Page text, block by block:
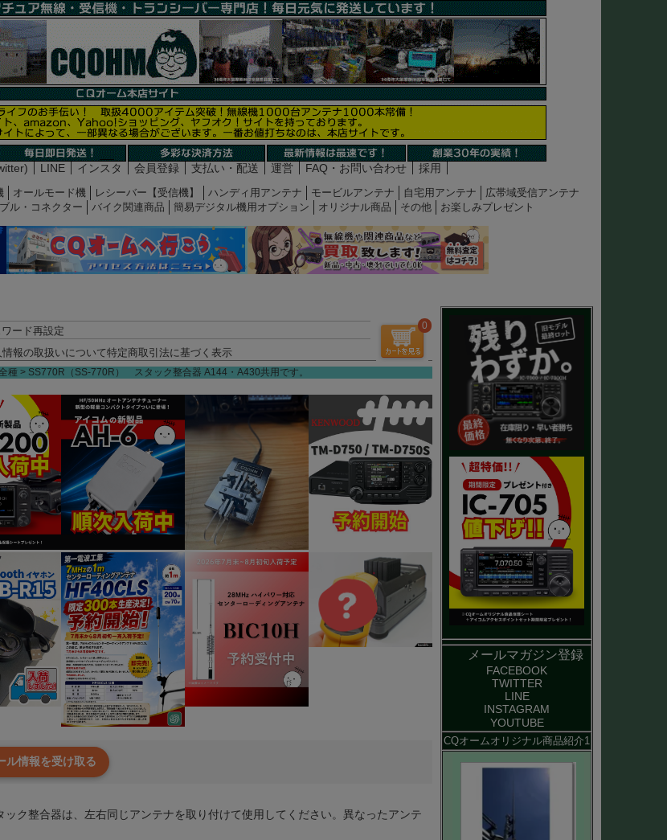
LINE インスタ 会員登録 支払い・配送 運営 FAQ・お問い合わせ 採用
オールモード機 レシーバー【受信機】 ハンディ用アンテナ モービルアンテナ 自宅用アンテナ
広帯域受信アンテナ
ル・コネクター バイク関連商品 簡易デジタル機用オプション オリジナル商品 その他 お楽しみプレゼント
0
ード再設定
情報の取扱いについて特定商取引法に基づく表示
種 SS770R（SS-770R） スタック整合器 A144・A430共用です。
ル情報を受け取る
ク整合器は、左右同じアンテナを取り付けて使用してください。異なったアンテ
メールマガジン登録
FACEBOOK
TWITTER
LINE
INSTAGRAM
YOUTUBE
CQオームオリジナル商品紹介1